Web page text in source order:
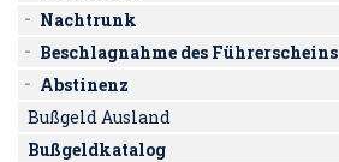
Nachtrunk
Beschlagnahme des Führerscheins
Abstinenz
Bußgeld Ausland
Bußgeldkatalog